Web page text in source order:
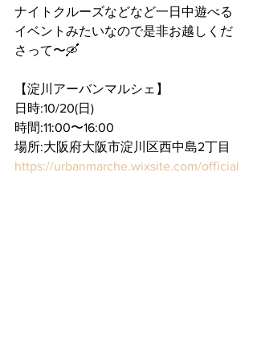
ナイトクルーズなどなど一日中遊べる
イベントみたいなので是非お越しくだ
さって〜🛶﻿
【淀川アーバンマルシェ】
日時:10/20(日)
時間:11:00〜16:00
場所:大阪府大阪市淀川区西中島2丁目
https://urbanmarche.wixsite.com/official